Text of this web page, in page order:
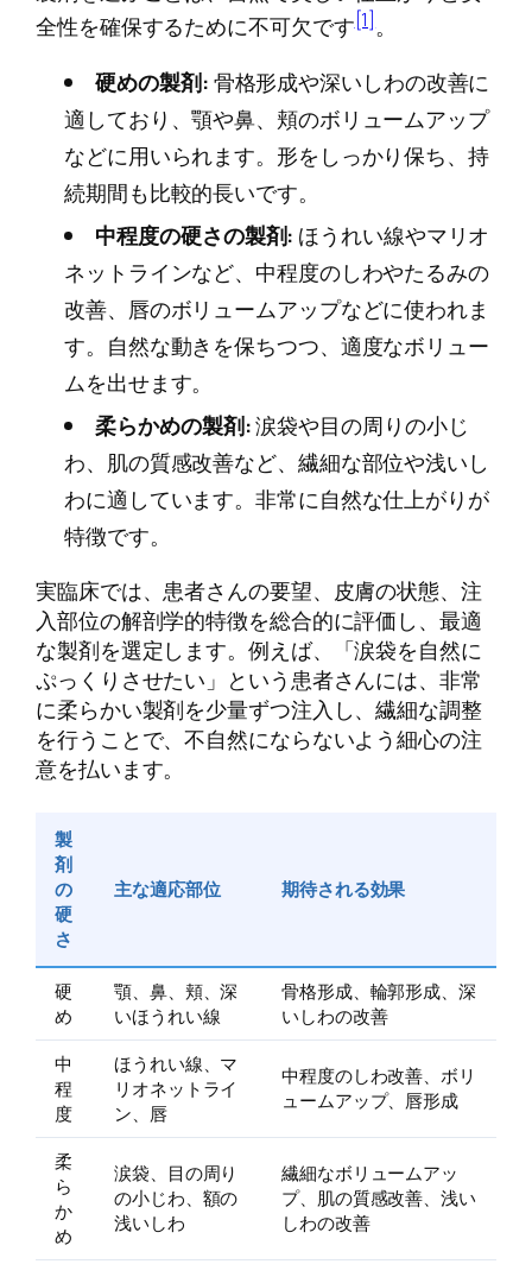
全性を確保するために不可欠です[1]。
硬めの製剤:骨格形成や深いしわの改善に
適しており、顎や鼻、頬のボリュームアップ
などに用いられます。形をしっかり保ち、持
続期間も比較的長いです。
中程度の硬さの製剤: ほうれい線やマリオ
ネットラインなど、中程度のしわやたるみの
改善、唇のボリュームアップなどに使われま
す。自然な動きを保ちつつ、適度なボリュー
ムを出せます。
柔らかめの製剤:涙袋や目の周りの小じ
わ、肌の質感改善など、繊細な部位や浅いし
わに適しています。非常に自然な仕上がりが
特徴です。
実臨床では、患者さんの要望、皮膚の状態、注
入部位の解剖学的特徴を総合的に評価し、最適
な製剤を選定します。例えば、「涙袋を自然に
ぷっくりさせたい」という患者さんには、非常
に柔らかい製剤を少量ずつ注入し、繊細な調整
を行うことで、不自然にならないよう細心の注
意を払います。
製
剤
の
硬
さ
主な適応部位 期待される効果
硬
め
顎、鼻、頬、深
いほうれい線
骨格形成、輪郭形成、深
いしわの改善
中
程
度
ほうれい線、マ
リオネットライ
ン、唇
中程度のしわ改善、ボリ
ュームアップ、唇形成
柔
ら
か
め
涙袋、目の周り
の小じわ、額の
浅いしわ
繊細なボリュームアッ
プ、肌の質感改善、浅い
しわの改善